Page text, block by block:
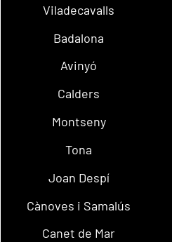
Viladecavalls
Badalona
Avinyó
Calders
Montseny
Tona
Joan Despí
Cànoves i Samalús
Canet de Mar